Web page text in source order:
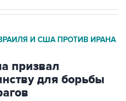
И США ПРОТИВ ИРАНА
призвал
для борьбы